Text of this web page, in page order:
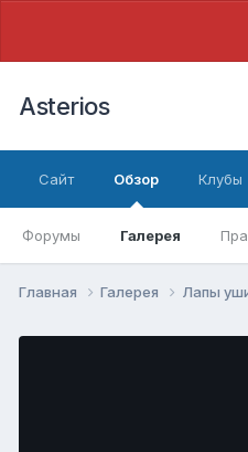
Asterios
Сайт Обзор
Форумы Галерея
Клубы
Главная Галерея Лапы